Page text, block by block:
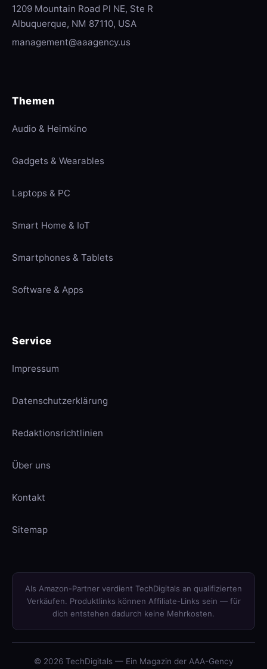
1209 Mountain Road Pl NE, Ste R
Albuquerque, NM 87110, USA
management@aaagency.us
Themen
Audio & Heimkino
Gadgets & Wearables
Laptops & PC
Smart Home & IoT
Smartphones & Tablets
Software & Apps
Service
Impressum
Datenschutzerklärung
Redaktionsrichtlinien
Über uns
Kontakt
Sitemap
Als Amazon-Partner verdient TechDigitals an qualifizierten
Verkäufen. Produktlinks können Affiliate-Links sein — für
dich entstehen dadurch keine Mehrkosten.
© 2026 TechDigitals — Ein Magazin der AAA-Gency